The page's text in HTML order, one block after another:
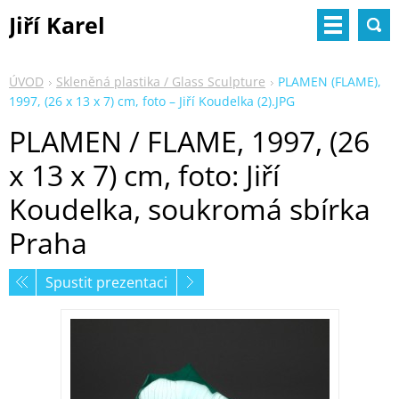
Jiří Karel
ÚVOD Skleněná plastika / Glass Sculpture
PLAMEN (FLAME),
1997, (26 x 13 x 7) cm, foto – Jiří Koudelka (2).JPG
PLAMEN / FLAME, 1997, (26
x 13 x 7) cm, foto: Jiří
Koudelka, soukromá sbírka
Praha
Spustit prezentaci